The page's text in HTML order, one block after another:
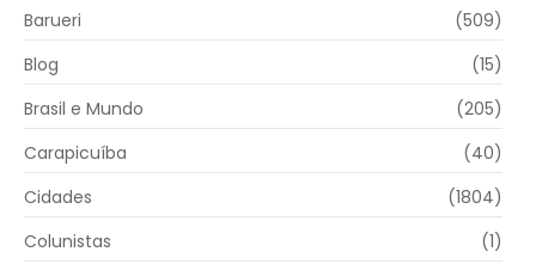
Barueri
(509)
Blog
(15)
Brasil e Mundo
(205)
Carapicuíba
(40)
Cidades
(1804)
Colunistas
(1)